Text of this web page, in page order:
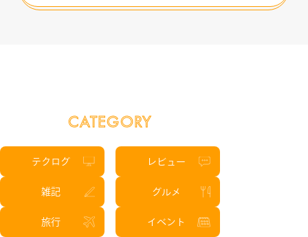
CATEGORY
テクログ レビュー
雑記 グルメ
旅行 イベント